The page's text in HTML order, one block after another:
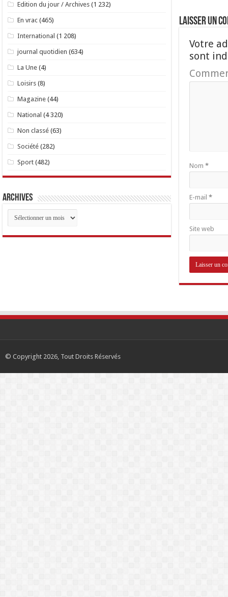
Laisser un
Votre
sont
Nom *
E-mail *
Site web
Edition du jour / Archives (1 232)
En vrac (465)
International (1 208)
journal quotidien (634)
La Une (4)
Loisirs (8)
Magazine (44)
National (4 320)
Non classé (63)
Société (282)
Sport (482)
Archives
Archives
© Copyright 2026, Tout Droits Réservés